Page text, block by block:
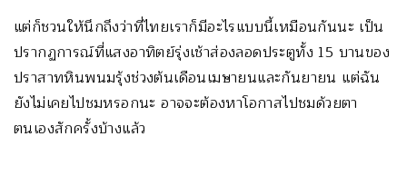
แต่ก็ชวนให้นึกถึงว่าที่ไทยเราก็มีอะไรแบบนี้เหมือนกันนะ เป็น
ปรากฏการณ์ที่แสงอาทิตย์รุ่งเช้าส่องลอดประตูทั้ง 15 บานของ
ปราสาทหินพนมรุ้งช่วงต้นเดือนเมษายนและกันยายน แต่ฉัน
ยังไม่เคยไปชมหรอกนะ อาจจะต้องหาโอกาสไปชมด้วยตา
ตนเองสักครั้งบ้างแล้ว